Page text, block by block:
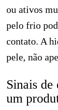
ou ativos
pelo frio
contato. A
pele, não
Sinais de
um